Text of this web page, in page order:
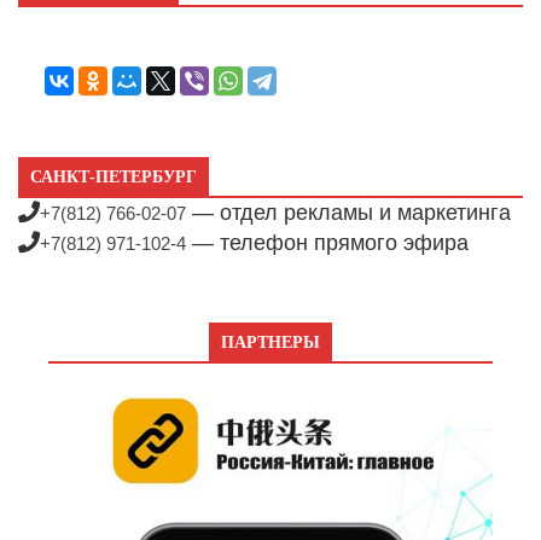
САНКТ-ПЕТЕРБУРГ
+7(812) 766-02-07 — отдел рекламы и маркетинга
+7(812) 971-102-4 — телефон прямого эфира
ПАРТНЕРЫ